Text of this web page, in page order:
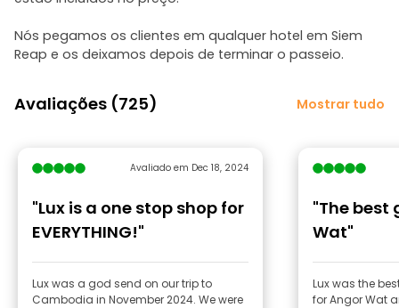
Nós pegamos os clientes em qualquer hotel em Siem
Reap e os deixamos depois de terminar o passeio.
Avaliações (725) Mostrar tudo
Avaliado em Dec 18, 2024
"Lux is a one stop shop for
EVERYTHING!"
Lux was a god send on our trip to
Cambodia in November 2024. We were
"The best
Wat"
Lux was the
for Angor Wat